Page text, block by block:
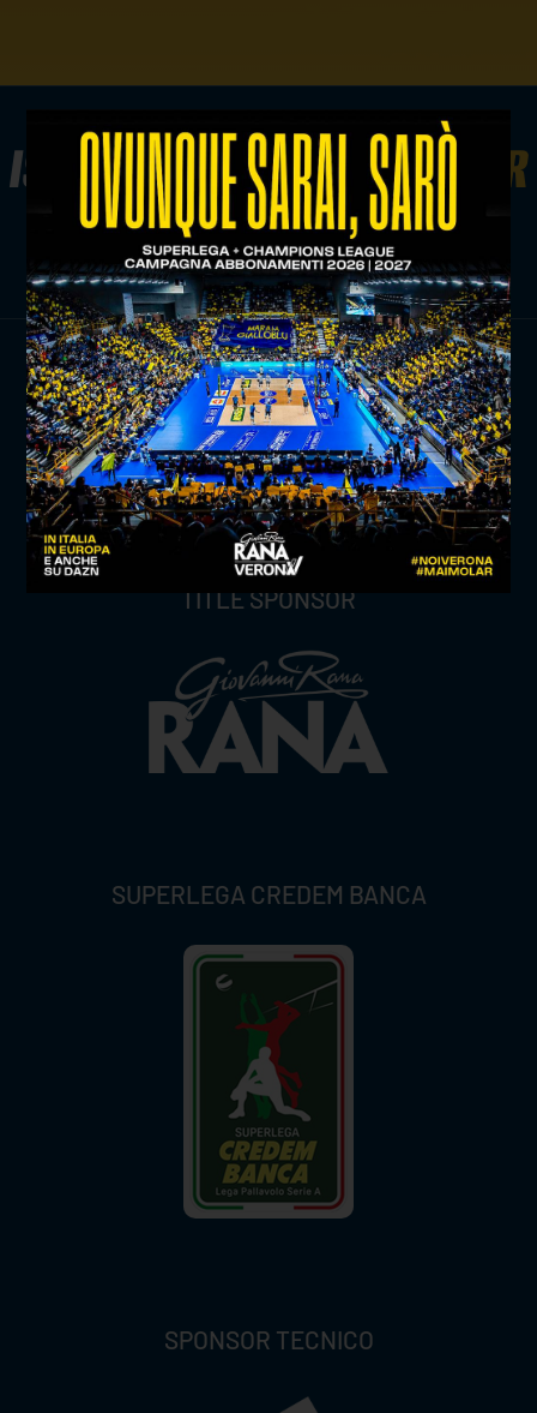
ISCRIVITI ALLANEWSLETTER
ISCRIVITI ORA
TITLE SPONSOR
SUPERLEGA CREDEM BANCA
SPONSOR TECNICO